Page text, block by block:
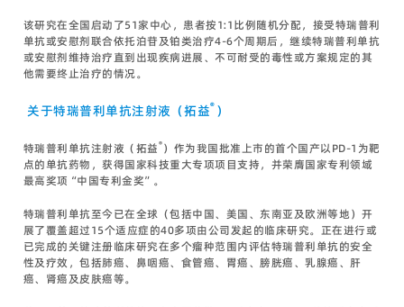
该研究在全国启动了51家中心，患者按1:1比例随机分配，接受特瑞普利
单抗或安慰剂联合依托泊苷及铂类治疗4-6个周期后，继续特瑞普利单抗
或安慰剂维持治疗直到出现疾病进展、不可耐受的毒性或方案规定的其
他需要终止治疗的情况。
关于特瑞普利单抗注射液（拓益®）
特瑞普利单抗注射液（拓益®）作为我国批准上市的首个国产以PD-1为靶
点的单抗药物，获得国家科技重大专项项目支持，并荣膺国家专利领域
最高奖项“中国专利金奖”。
特瑞普利单抗至今已在全球（包括中国、美国、东南亚及欧洲等地）开
展了覆盖超过15个适应症的40多项由公司发起的临床研究。正在进行或
已完成的关键注册临床研究在多个瘤种范围内评估特瑞普利单抗的安全
性及疗效，包括肺癌、鼻咽癌、食管癌、胃癌、膀胱癌、乳腺癌、肝
癌、肾癌及皮肤癌等。